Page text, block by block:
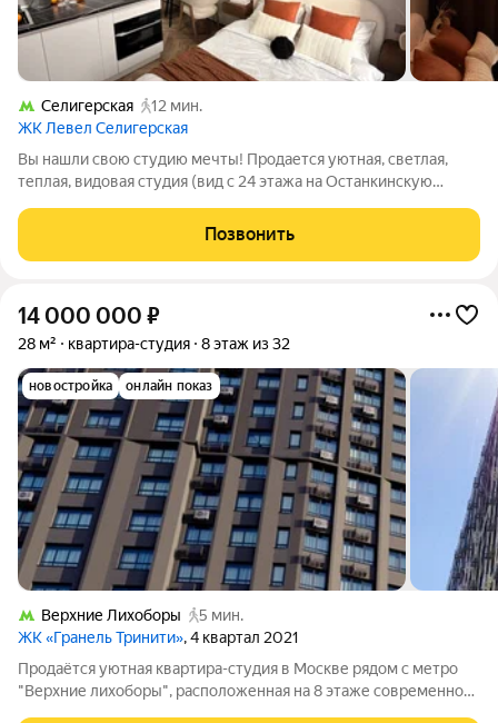
Селигерская
12 мин.
ЖК Левел Селигерская
Вы нaшли cвою студию мечты! Продается уютная, cветлaя,
теплaя, видовая cтудия (вид c 24 этaжа на Ocтaнкинcкую
будетe пеpвыми жильцaми! Юpидичеcки: Бeз обремeнeний,
мат. капитал не
Позвонить
14 000 000 ₽
28 м² квартира-студия 8 этаж из 32
новостройка онлайн показ
Верхние Лихоборы
5 мин.
ЖК «Гранель Тринити», 4 квартал 2021
Продаётся уютная квартира-студия в Москве рядом с метро
"Верхние лихоборы", расположенная на 8 этаже современного